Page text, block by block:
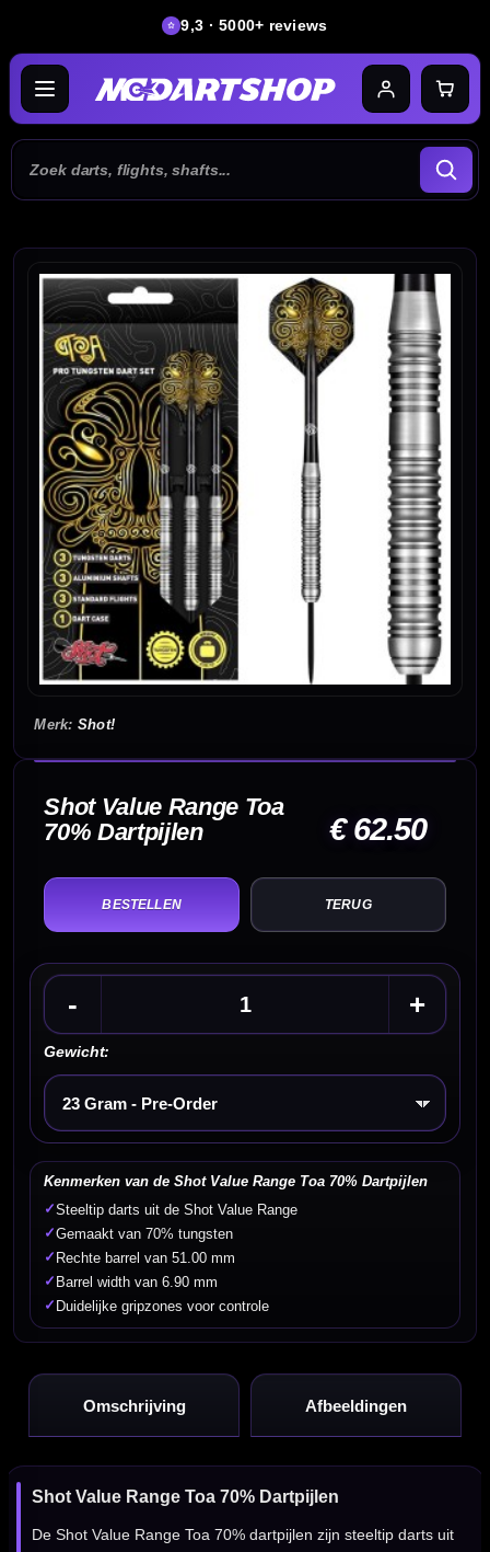
9,3 · 5000+ reviews
Shot!
Shot Value Range Toa
70% Dartpijlen
€ 62.50
TERUG
- +
Gewicht:
Kies een optie
Kenmerken van de Shot Value Range Toa 70% Dartpijlen
✓Steeltip darts uit de Shot Value Range
✓Gemaakt van 70% tungsten
✓ Rechte barrel van 51.00 mm
✓ Barrel width van 6.90 mm
✓ Duidelijke gripzones voor controle
Omschrijving Afbeeldingen
Shot Value Range Toa 70% Dartpijlen
De Shot Value Range Toa 70% dartpijlen zijn steeltip darts uit